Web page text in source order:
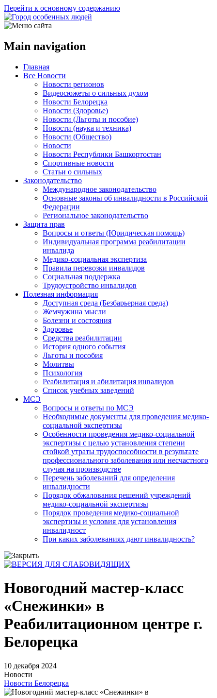
Перейти к основному содержанию
Main navigation
Главная
Все Новости
Новости регионов
Видеосюжеты о сильных духом
Новости Белорецка
Новости (Здоровье)
Новости (Льготы и пособие)
Новости (наука и техника)
Новости (Общество)
Новости
Новости Республики Башкортостан
Спортивные новости
Статьи о сильных
Законодательство
Международное законодательство
Основные законы об инвалидности в Российской
Федерации
Региональное законодательство
Защита прав
Вопросы и ответы (Юридическая помощь)
Индивидуальная программа реабилитации
инвалида
Медико-социальная экспертиза
Правила перевозки инвалидов
Социальная поддержка
Трудоустройство инвалидов
Полезная информация
Доступная среда (Безбарьерная среда)
Жемчужина мысли
Болезни и состояния
Здоровье
Средства реабилитации
История одного события
Льготы и пособия
Молитвы
Психология
Реабилитация и абилитация инвалидов
Список учебных заведений
МСЭ
Вопросы и ответы по МСЭ
Необходимые документы для проведения медико-
социальной экспертизы
Особенности проведения медико-социальной
экспертизы с целью установления степени
стойкой утраты трудоспособности в результате
профессионального заболевания или несчастного
случая на производстве
Перечень заболеваний для определения
инвалидности
Порядок обжалования решений учреждений
медико-социальной экспертизы
Порядок проведения медико-социальной
экспертизы и условия для установления
инвалидност
При каких заболеваниях дают инвалидность?
Новогодний мастер-класс
«Снежинки» в
Реабилитационном центре г.
Белорецка
10 декабря 2024
Новости
Новости Белорецка